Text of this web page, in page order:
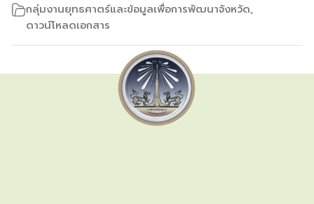
กลุ่มงานยุทธศาตร์และข้อมูลเพื่อการพัฒนาจังหวัด,
ดาวน์โหลดเอกสาร